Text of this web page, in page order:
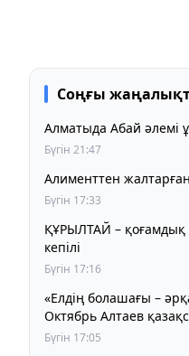
Соңғы
Алматыда Абай әлемі
Бүгін 21:47
Алименттен
Бүгін 17:33
ҚҰРЫЛТАЙ – қоғамдық келісімнің конституциялық
кепілі
Бүгін 17:16
«Елдің болашағы –
Октябрь Алтаев
үндеу жасады
Бүгін 17:05